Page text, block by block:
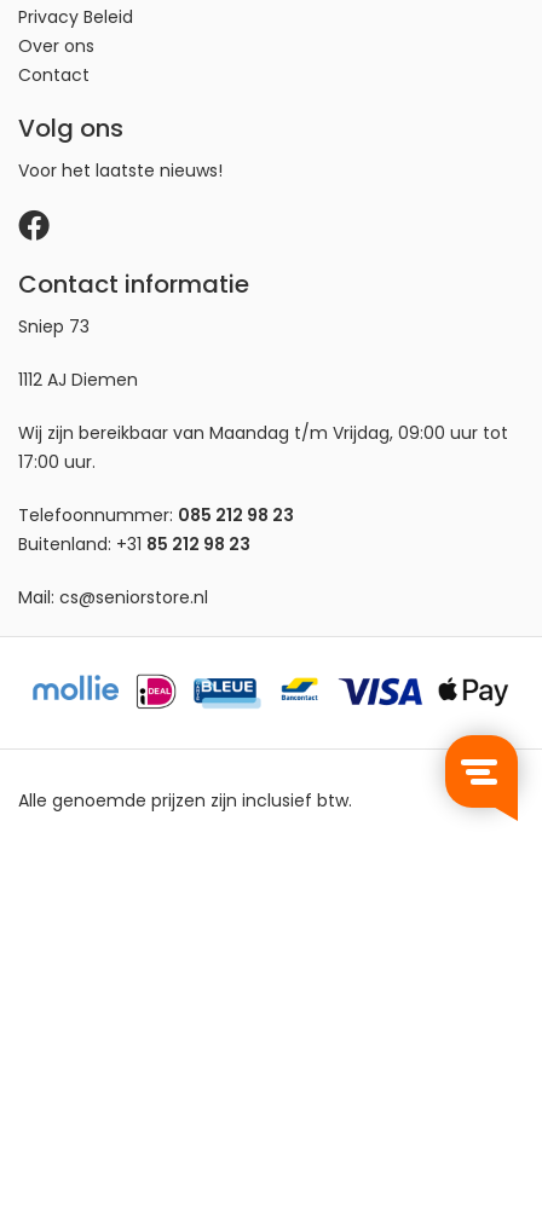
Privacy Beleid
Over ons
Contact
Volg ons
Voor het laatste nieuws!
Contact informatie
Sniep 73
1112 AJ Diemen
Wij zijn bereikbaar van Maandag t/m Vrijdag, 09:00 uur tot
17:00 uur.
Telefoonnummer: 085 212 98 23
Buitenland: +31 85 212 98 23
Mail: cs@seniorstore.nl
Alle genoemde prijzen zijn inclusief btw.